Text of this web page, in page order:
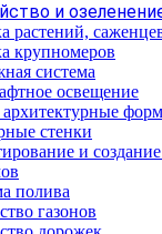
и
растений,
крупномеров
система
освещение
стенки
и
полива
газонов